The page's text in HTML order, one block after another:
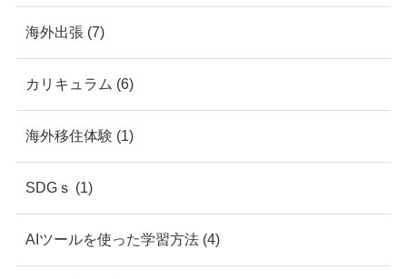
海外出張 (7)
カリキュラム (6)
海外移住体験 (1)
SDGｓ (1)
AIツールを使った学習方法 (4)